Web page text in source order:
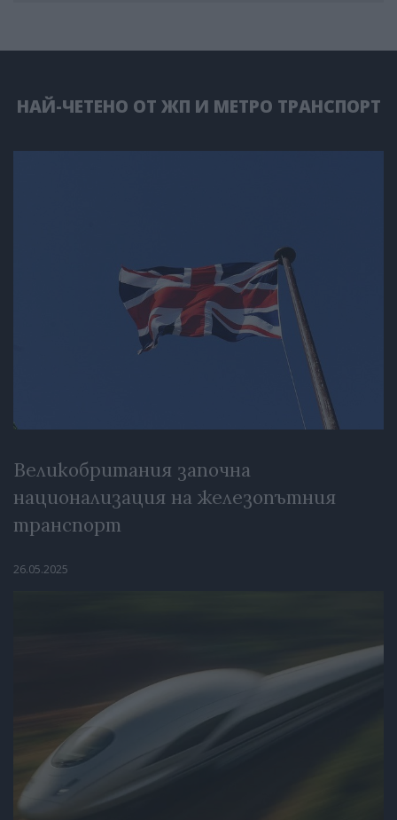
НАЙ-ЧЕТЕНО ОТ ЖП И МЕТРО ТРАНСПОРТ
Великобритания започна
национализация на железопътния
транспорт
26.05.2025